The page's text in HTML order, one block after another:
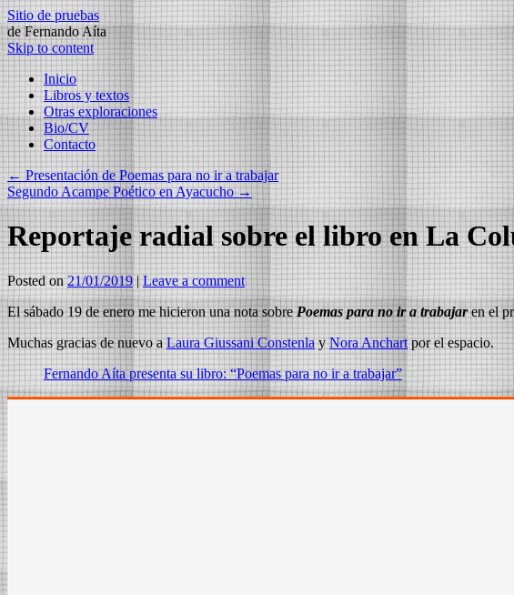
Sitio de pruebas
de Fernando Aíta
Skip to content
Inicio
Libros y textos
Otras exploraciones
Bio/CV
Contacto
←Presentación de Poemas para no ir a trabajar
Segundo Acampe Poético en Ayacucho→
Reportaje radial sobre el libro en La
Posted on 21/01/2019 | Leave a comment
El sábado 19 de enero me hicieron una nota sobrePoemas para no ir a trabajaren el
Muchas gracias de nuevo aLaura Giussani ConstenlayNora Anchartpor el espacio.
Fernando Aíta presenta su libro: “Poemas para no ir a trabajar”